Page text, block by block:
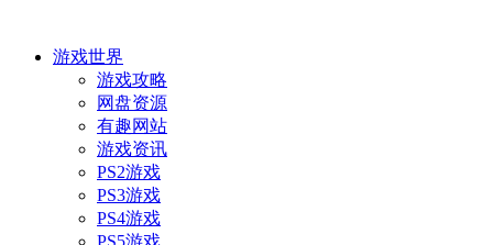
游戏世界
游戏攻略
网盘资源
有趣网站
游戏资讯
PS2游戏
PS3游戏
PS4游戏
PS5游戏